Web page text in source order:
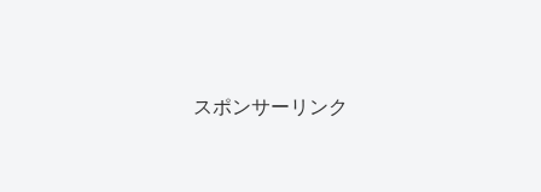
スポンサーリンク